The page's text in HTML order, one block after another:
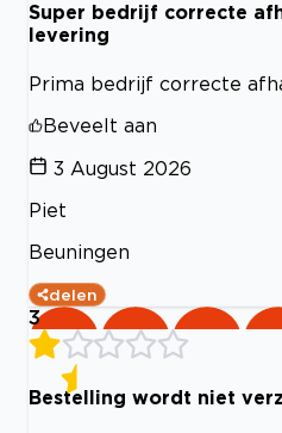
Super bedrijf correcte
levering
Prima bedrijf correcte
Beveelt aan
3 August 2026
Piet
Beuningen
delen
3
Bestelling wordt niet